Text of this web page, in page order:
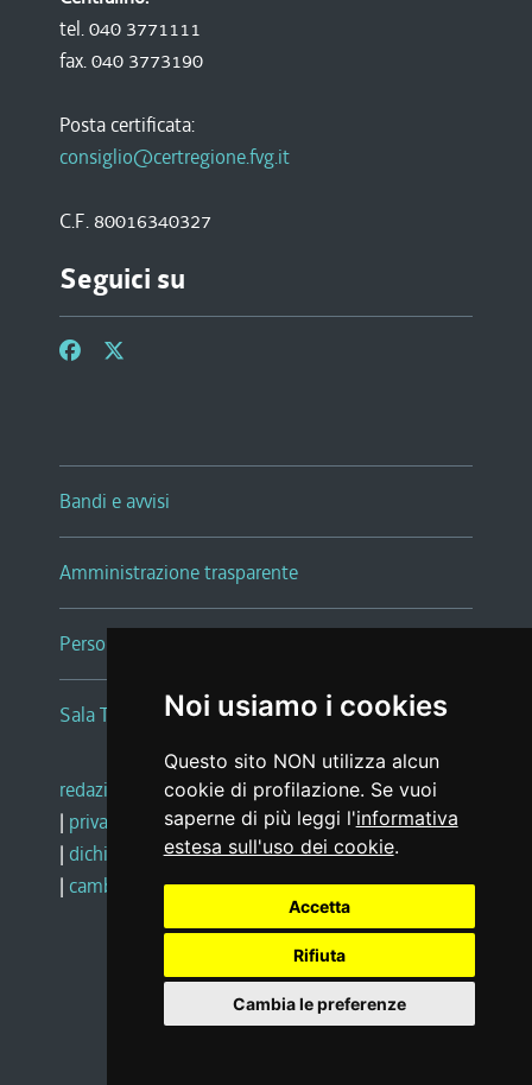
Noi usiamo i cookies
Questo sito NON utilizza alcun
cookie di profilazione. Se vuoi
saperne di più leggi l'informativa
estesa sull'uso dei cookie.
Accetta
Rifiuta
Cambia le preferenze
tel. 040 3771111
fax. 040 3773190
Posta certificata:
consiglio@certregione.fvg.it
C.F. 80016340327
Seguici su
Bandi e avvisi
Amministrazione trasparente
Persone e Uffici
Sala Tiziano Tessitori
redazione web |note legali |glossario
| privacy
social media policy
| dichiarazione di accessibilità |feedback
| cambio preferenze cookie
Realizzato da